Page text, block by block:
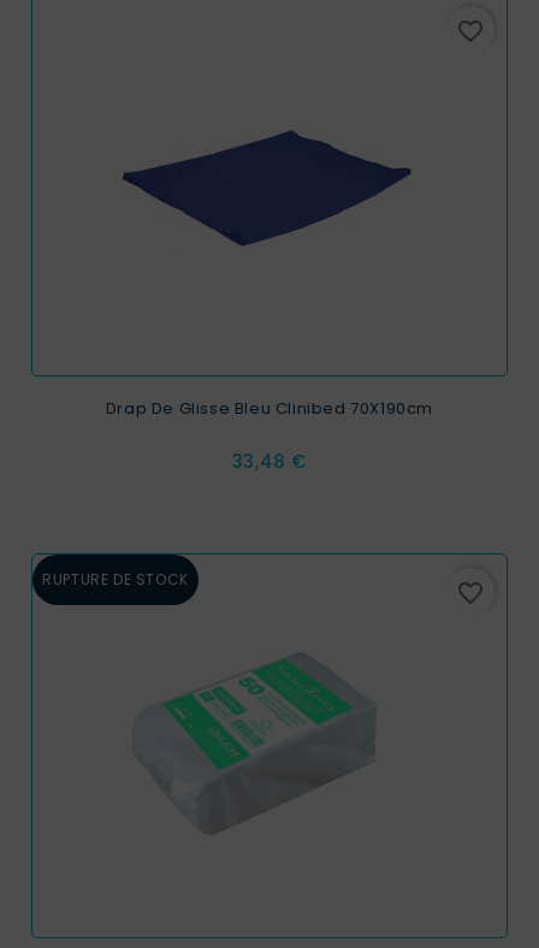
EXCLUSIVITÉ WEB !
favorite_border
Drap De Glisse Bleu Clinibed 70X190cm
Prix
33,48 €
RUPTURE DE STOCK favorite_border